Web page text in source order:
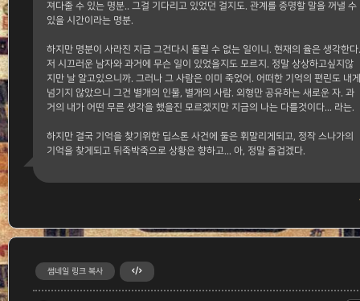
져다줄 수 있는 명분.. 그걸 기다리고 있었던 걸지도. 관계를 증명할 말을 꺼낼 수
있을 시간이라는 명분.
하지만 명분이 사라진 지금 그건다시 돌릴 수 없는 일이니. 현재의 율은 생각한다.
저 시끄러운 남자와 과거에 무슨 일이 있었을지도 모르지. 정말 상상하고싶지않
지만 날 알고있으니까. 그러나 그 사람은 이미 죽었어. 어떠한 기억의 편린도 내게
넘기지 않았으니 그건 별개의 인물, 별개의 사람. 외형만 공유하는 새로운 자. 과
거의 내가 어떤 무른 생각을 했을진 모르겠지만 지금의 나는 다를것이다... 라는.
하지만 결국 기억을 찾기위한 딥스톤 사건에 둘은 휘말리게되고, 정작 스나가의
기억을 찾게되고 뒤죽박죽으로 상황은 향하고... 아, 정말 즐겁겠다.
썸네일 링크 복사